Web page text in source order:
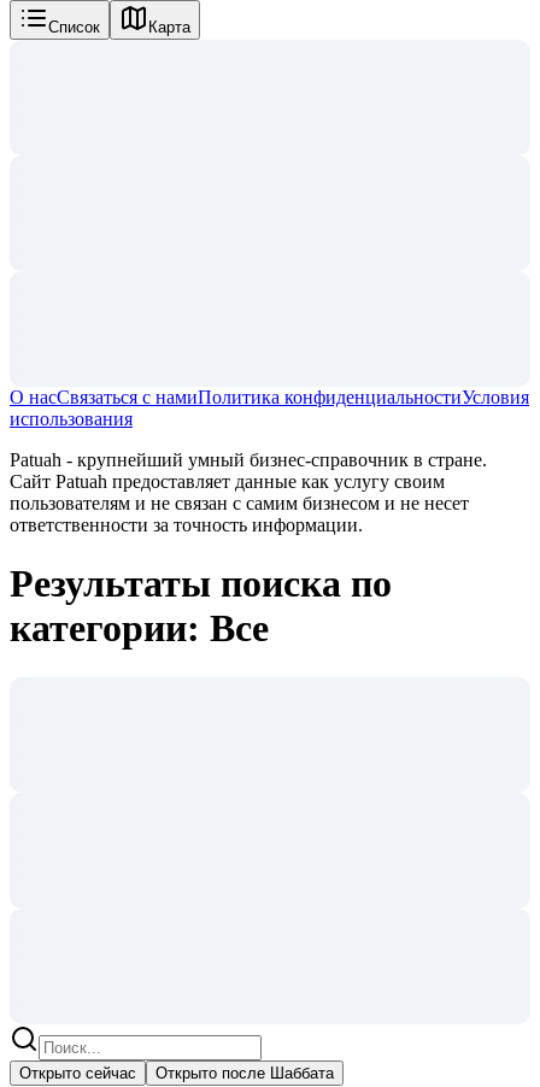
Список Карта
О насСвязаться с намиПолитика конфиденциальностиУсловия
использования
Patuah - крупнейший умный бизнес-справочник в стране.
Сайт Patuah предоставляет данные как услугу своим
пользователям и не связан с самим бизнесом и не несет
ответственности за точность информации.
Результаты поиска по
категории: Все
Открыто сейчас Открыто после Шаббата